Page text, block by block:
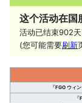
这个活动在国
活动已结束902天
(您可能需要刷新
「FGO ウィ